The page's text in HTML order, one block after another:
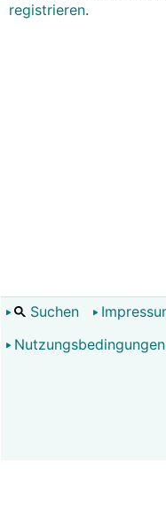
registrieren.
Suchen
Nutzungsbedingungen